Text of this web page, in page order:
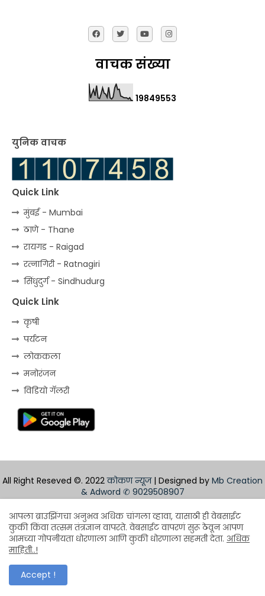
वाचक संख्या
19849553
युनिक वाचक
Quick Link
मुंबई - Mumbai
ठाणे - Thane
रायगड - Raigad
रत्‍नागिरी - Ratnagiri
सिंधुदुर्ग - Sindhudurg
Quick Link
कृषी
पर्यटन
लोककला
मनोरंजन
विडियो गॅलरी
All Right Reseved ©. 2022कोकण न्यूज | Designed by Mb Creation
& Adword ✆ 9029508907
Home
About Contact us
Privacy Policy
Design by -Blogger Templates| Distributed by
आपला ब्राउझिंगचा अनुभव अधिक चांगला व्हावा, यासाठी ही वेबसाईट
कुकी किंवा तत्सम तंत्रज्ञान वापरते. वेबसाईट वापरणं सुरू ठेवून आपण
आमच्या गोपनीयता धोरणाला आणि कुकी धोरणाला सहमती देता. अधिक
माहिती..!
Accept !